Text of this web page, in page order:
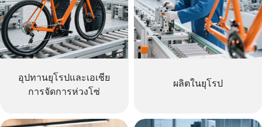
อุปทานยุโรปและเอเชีย
การจัดการห่วงโซ่
ผลิตในยุโรป